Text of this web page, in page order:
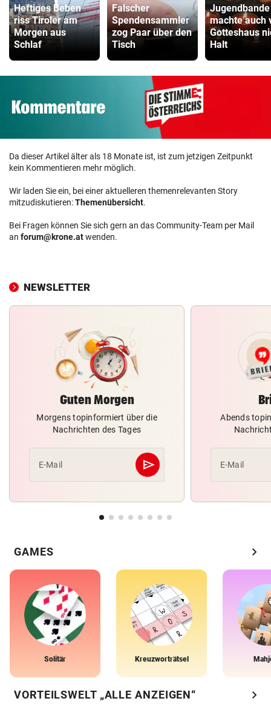
Heftiges Beben
riss Tiroler am
Morgen aus
Schlaf
Falscher
Spendensammler
zog Paar über den
Tisch
Jugendbande
machte auch
Gotteshaus
Halt
Da dieser Artikel älter als 18 Monate ist, ist zum jetzigen Zeitpunkt
kein Kommentieren mehr möglich.
Wir laden Sie ein, bei einer aktuelleren themenrelevanten Story
mitzudiskutieren:Themenübersicht.
Bei Fragen können Sie sich gern an das Community-Team per Mail
an forum@krone.atwenden.
NEWSLETTER
Guten Morgen
Morgens topinformiert über die
Nachrichten des Tages
E-Mail send
Abschicken
Abends
E-Mail
GAMES chevron_right
Solitär Kreuzworträtsel
VORTEILSWELT „ALLE ANZEIGEN“ chevron_right